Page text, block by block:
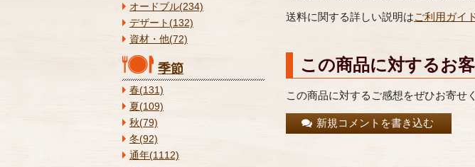
送料に関する詳しい説明はご利用ガイ
この商品に対するお
この商品に対するご感想をぜひお寄せ
新規コメントを書き込む
オードブル(234)
デザート(132)
資材・他(72)
季節
春(131)
夏(109)
秋(79)
冬(92)
通年(1112)